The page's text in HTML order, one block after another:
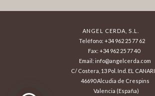
ANGEL CERDA, S.L.
Teléfono: +34 962 25 77 62
Fax: +34 962 25 77 40
Email: info@angelcerda.com
C/ Costera, 13 Pol. Ind. EL CANARI
46690 Alcudia de Crespins
Valencia (España)